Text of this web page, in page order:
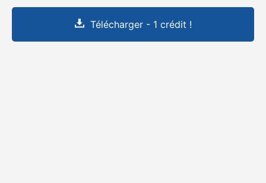
Télécharger - 1 crédit !